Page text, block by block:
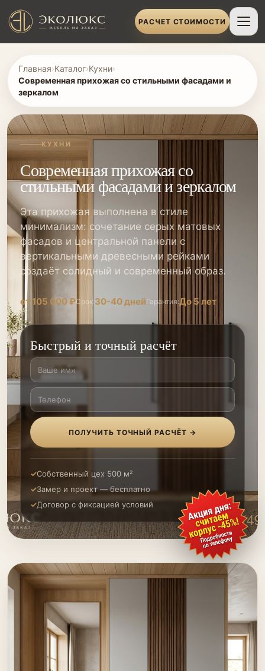
РАСЧЕТ СТОИМОСТИ
Главная›Каталог›Кухни›
Современная прихожая со стильными фасадами и
зеркалом
КУХНИ
Современная прихожая со
стильными фасадами и зеркалом
Эта прихожая выполнена в стиле
минимализм: сочетание серых матовых
фасадов и центральной панели с
вертикальными древесными рейками
создаёт солидный и современный образ.
от 105 000 ₽Срок:30-40 днейГарантия:До 5 лет
Быстрый и точный расчёт
ПОЛУЧИТЬ ТОЧНЫЙ РАСЧЁТ →
Собственный цех 500 м²
Замер и проект — бесплатно
Договор с фиксацией условий